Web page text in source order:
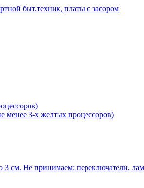
быт.техник, платы с засором
менее 3-х желтых процессоров)
см. Не принимаем: переключатели,